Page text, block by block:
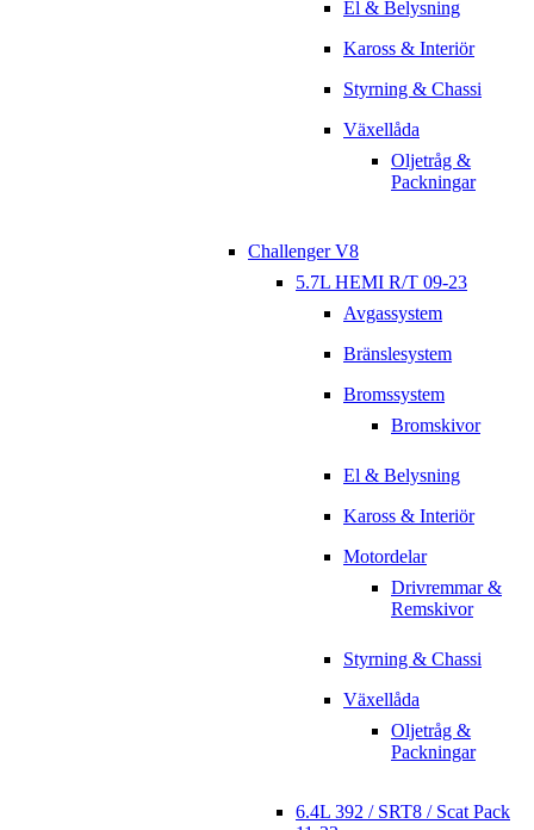
El & Belysning
Kaross & Interiör
Styrning & Chassi
Växellåda
Oljetråg &
Packningar
Challenger V8
5.7L HEMI R/T 09-23
Avgassystem
Bränslesystem
Bromssystem
Bromskivor
El & Belysning
Kaross & Interiör
Motordelar
Drivremmar &
Remskivor
Styrning & Chassi
Växellåda
Oljetråg &
Packningar
6.4L 392 / SRT8 / Scat Pack